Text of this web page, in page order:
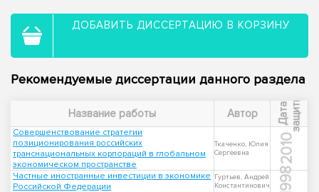
ДОБАВИТЬ ДИССЕРТАЦИЮ В КОРЗИНУ
Рекомендуемые диссертации данного раздела
Название работы Автор Д
а
т
а
з
а
щ
и
т ы
Совершенствование стратегии
позиционирования российских
транснациональных корпораций в глобальном
экономическом пространстве
Ткаченко, Юлия
Сергеевна
2010
Частные иностранные инвестиции в экономике
Российской Федерации
Гуртьев, Андрей
Константинович
1998